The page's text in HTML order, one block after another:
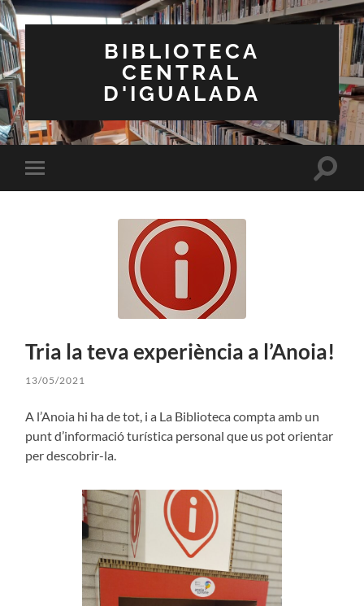
BIBLIOTECA
CENTRAL
D'IGUALADA
Toggle
mobile
Toggle
Tria la teva experiència a l’Anoia!
13/05/2021
A l’Anoia hi ha de tot, i a La Biblioteca compta amb un
punt d’informació turística personal que us pot orientar
per descobrir-la.